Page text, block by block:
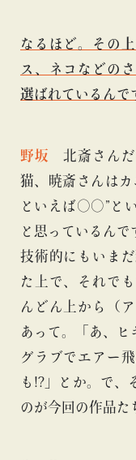
なるほど。その
ス、ネコなどの
選ばれているんで
野坂 北斎さんだ
猫、暁斎さんは
といえば○○”と
と思っているんで
技術的にもいま
た上で、それで
んどん上から（
あって。「あ、ヒ
グラブでエアー
も!?」とか。で、
のが今回の作品た